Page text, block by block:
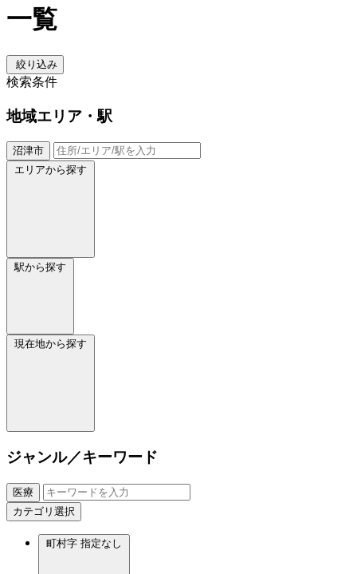
一覧
絞り込み
検索条件
地域エリア・駅
沼津市
エリアから探す
駅から探す
現在地から探す
ジャンル／キーワード
医療
カテゴリ選択
町村字 指定なし